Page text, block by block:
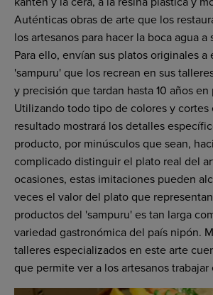
Auténticas obras de arte que los
los artesanos para hacer la boca agua a
Para ello, envían sus platos originales a
'sampuru' que los recrean en sus
y precisión que tardan hasta 10 años en
Utilizando todo tipo de colores y cortes
resultado mostrará los detalles
producto, por minúsculos que sean,
complicado distinguir el plato real del
ocasiones, estas imitaciones pueden
veces el valor del plato que
productos del 'sampuru' es tan larga
variedad gastronómica del país nipón.
talleres especializados en este arte
que permite ver a los artesanos